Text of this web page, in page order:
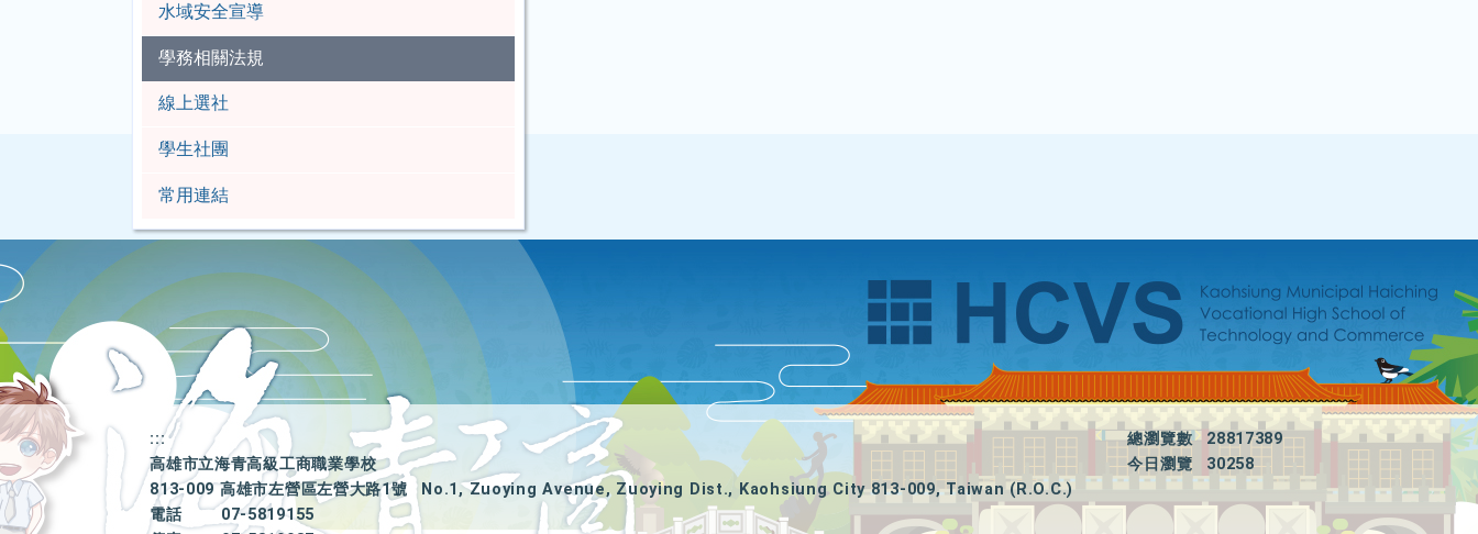
水域安全宣導
學務相關法規
線上選社
學生社團
常用連結
:::
高雄市立海青高級工商職業學校
813-009 高雄市左營區左營大路1號
No.1, Zuoying Avenue, Zuoying Dist., Kaohsiung City 813-009, Taiwan (R.O.C.)
電話
07-5819155
總瀏覽數
28817389
今日瀏覽
30258